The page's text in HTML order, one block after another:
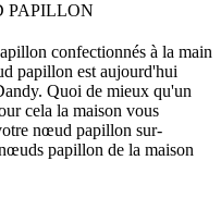
PAPILLON
confectionnés à la main
papillon est aujourd'hui
Quoi de mieux qu'un
cela la maison vous
nœud papillon sur-
papillon de la maison